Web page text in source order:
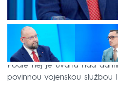
Podle něj je úvaha nad
povinnou vojenskou službou